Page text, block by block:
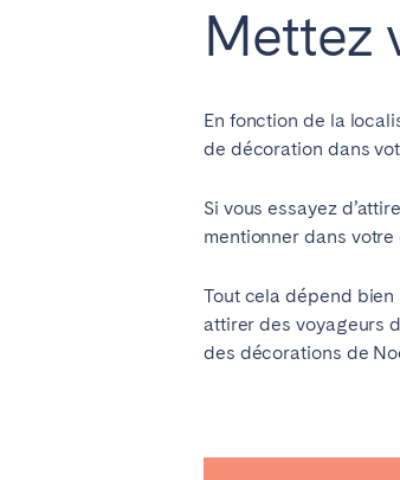
Mettez
En fonction de la
de décoration dans
Si vous essayez
mentionner dans
Tout cela dépend
attirer des voyageurs
des décorations de No
MADÈRE
Ponta Delgada
Aller sur la